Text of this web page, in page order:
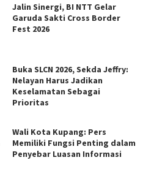
Jalin Sinergi, BI NTT Gelar
Garuda Sakti Cross Border
Fest 2026
Buka SLCN 2026, Sekda Jeffry:
Nelayan Harus Jadikan
Keselamatan Sebagai
Prioritas
Wali Kota Kupang: Pers
Memiliki Fungsi Penting dalam
Penyebar Luasan Informasi